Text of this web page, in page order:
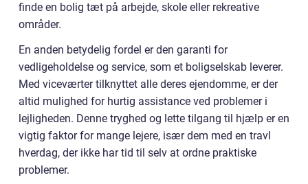
finde en bolig tæt på arbejde, skole eller rekreative
områder.
En anden betydelig fordel er den garanti for
vedligeholdelse og service, som et boligselskab leverer.
Med viceværter tilknyttet alle deres ejendomme, er der
altid mulighed for hurtig assistance ved problemer i
lejligheden. Denne tryghed og lette tilgang til hjælp er en
vigtig faktor for mange lejere, især dem med en travl
hverdag, der ikke har tid til selv at ordne praktiske
problemer.